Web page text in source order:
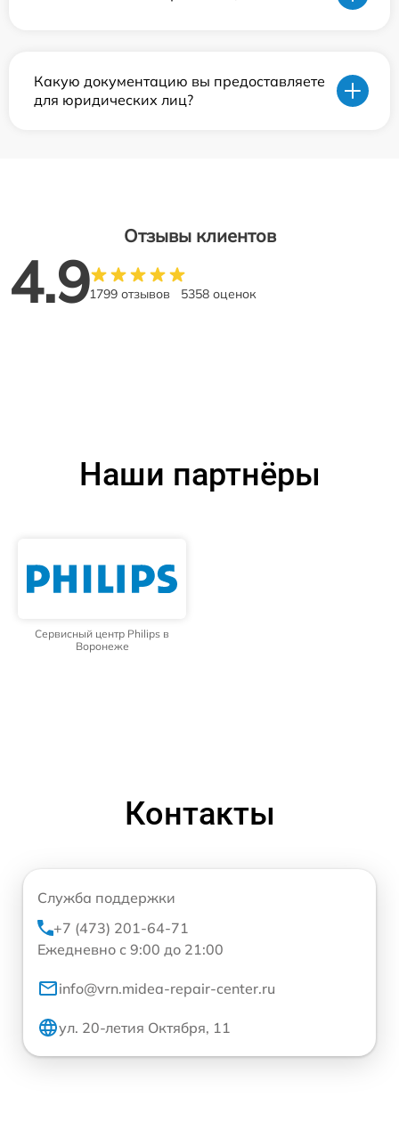
Какую документацию вы предоставляете
для юридических лиц?
Отзывы клиентов
4.91799 отзывов 5358 оценок
Наши партнёры
Сервисный центр Philips в
Воронеже
Контакты
Служба поддержки
+7 (473) 201-64-71
Ежедневно с 9:00 до 21:00
info@vrn.midea-repair-center.ru
ул. 20-летия Октября, 11